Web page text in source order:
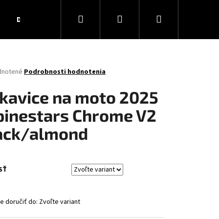
Darčekové poukážky Obchodné podmienky
Hľadať PrihlásenieNákupný
Podrobnosti hodnotenia
na moto 2025
Chrome V2
almond
doručiť do: Zvoľte variant